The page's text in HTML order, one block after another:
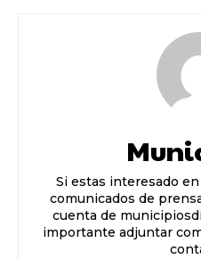
Si estas interesado
comunicados de
cuenta de
importante adjuntar